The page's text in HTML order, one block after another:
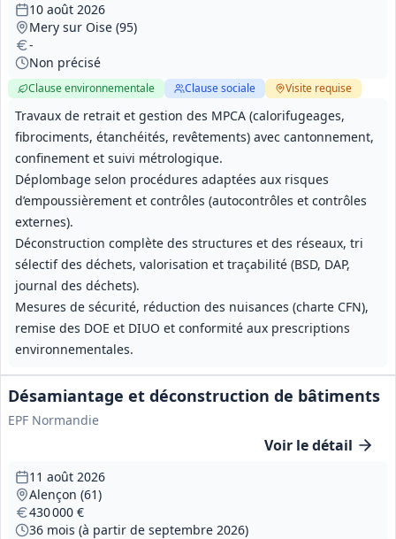
Travaux de retrait et gestion des MPCA (calorifugeages,
fibrociments, étanchéités, revêtements) avec cantonnement,
confinement et suivi métrologique.
Déplombage selon procédures adaptées aux risques
d’empoussièrement et contrôles (autocontrôles et contrôles
externes).
Déconstruction complète des structures et des réseaux, tri
sélectif des déchets, valorisation et traçabilité (BSD, DAP,
journal des déchets).
Mesures de sécurité, réduction des nuisances (charte CFN),
remise des DOE et DIUO et conformité aux prescriptions
environnementales.
10 août 2026
Mery sur Oise (95)
-
Non précisé
Clause environnementale Clause sociale Visite requise
Désamiantage et déconstruction de bâtiments
EPF Normandie
Voir le détail
11 août 2026
Alençon (61)
430 000 €
36 mois (à partir de septembre 2026)